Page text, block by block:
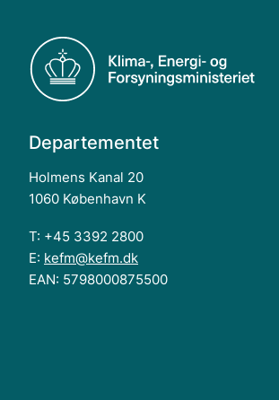
Departementet
Holmens Kanal 20
1060 København K
T: +45 3392 2800
E: kefm@kefm.dk
EAN: 5798000875500